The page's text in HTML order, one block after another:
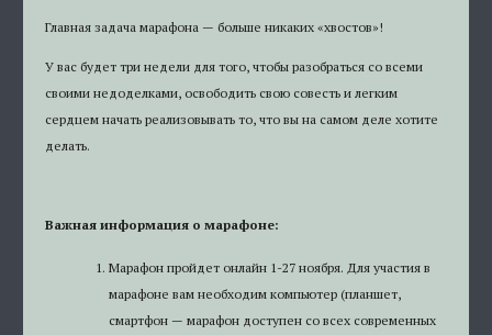
Главная задача марафона — больше никаких «хвостов»!
У вас будет три недели для того, чтобы разобраться со всеми
своими недоделками, освободить свою совесть и легким
сердцем начать реализовывать то, что вы на самом деле хотите
делать.
Важная информация о марафоне:
Марафон пройдет онлайн 1-27 ноября. Для участия в
марафоне вам необходим компьютер (планшет,
смартфон — марафон доступен со всех современных